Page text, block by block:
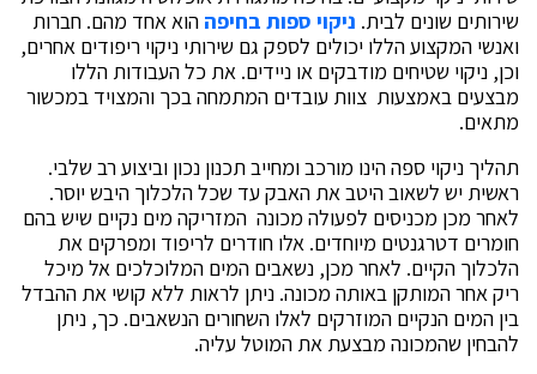
שירותים שונים לבית. ניקוי ספות בחיפההוא אחד מהם. חברות
ואנשי המקצוע הללו יכולים לספק גם שירותי ניקוי ריפודים אחרים,
וכן, ניקוי שטיחים מודבקים או ניידים. את כל העבודות הללו
מבצעים באמצעות צוות עובדים המתמחה בכך והמצויד במכשור
מתאים.
תהליך ניקוי ספה הינו מורכב ומחייב תכנון נכון וביצוע רב שלבי.
ראשית יש לשאוב היטב את האבק עד שכל הלכלוך היבש יוסר.
לאחר מכן מכניסים לפעולה מכונה המזריקה מים נקיים שיש בהם
חומרים דטרגנטים מיוחדים. אלו חודרים לריפוד ומפרקים את
הלכלוך הקיים. לאחר מכן, נשאבים המים המלוכלכים אל מיכל
ריק אחר המותקן באותה מכונה. ניתן לראות ללא קושי את ההבדל
בין המים הנקיים המוזרקים לאלו השחורים הנשאבים. כך, ניתן
להבחין שהמכונה מבצעת את המוטל עליה.